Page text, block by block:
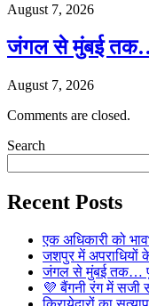
August 7, 2026
जंगल से मुंबई तक…
August 7, 2026
Comments are closed.
Search
Recent Posts
एक अधिकारी को
जशपुर में अपराधियों
जंगल से मुंबई तक…
💜 बैंगनी रंग में सजी